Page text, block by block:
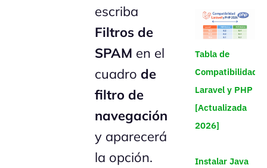
escriba
Filtros de
SPAM en el
cuadro de
filtro de
navegación
y aparecerá
la opción.
Tabla de
Compatibilidad
Laravel y PHP
[Actualizada
2026]
Instalar Java